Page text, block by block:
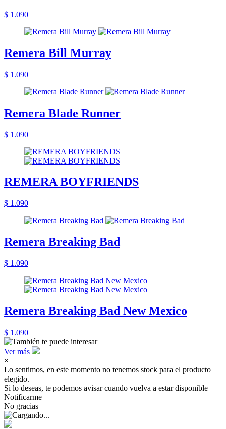
$ 1.090
Remera Bill Murray
$ 1.090
Remera Blade Runner
$ 1.090
REMERA BOYFRIENDS
$ 1.090
Remera Breaking Bad
$ 1.090
Remera Breaking Bad New Mexico
$ 1.090
Ver más
×
Lo sentimos, en este momento no tenemos stock para el producto
elegido.
Si lo deseas, te podemos avisar cuando vuelva a estar disponible
Notificarme
No gracias